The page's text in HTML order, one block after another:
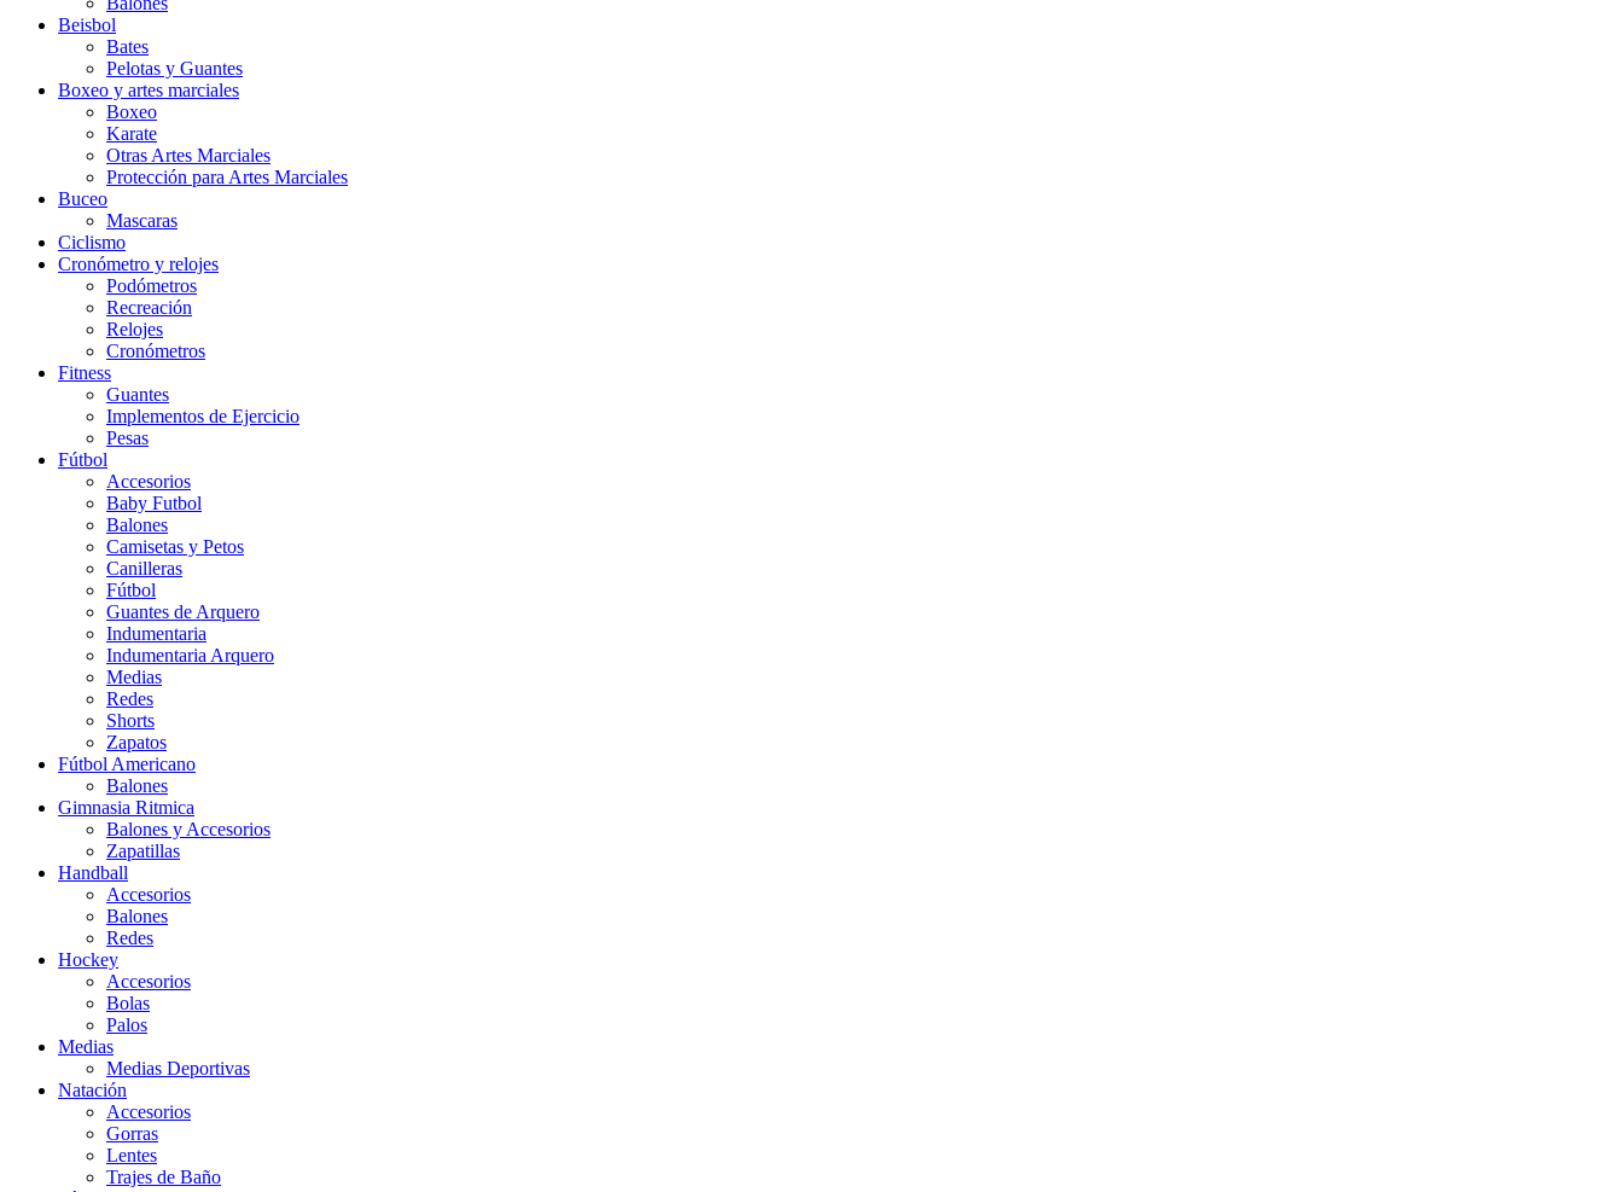
Beisbol
Bates
Pelotas y Guantes
Boxeo y artes marciales
Boxeo
Karate
Otras Artes Marciales
Protección para Artes Marciales
Buceo
Mascaras
Ciclismo
Cronómetro y relojes
Podómetros
Recreación
Relojes
Cronómetros
Fitness
Guantes
Implementos de Ejercicio
Pesas
Fútbol
Accesorios
Baby Futbol
Balones
Camisetas y Petos
Canilleras
Fútbol
Guantes de Arquero
Indumentaria
Indumentaria Arquero
Medias
Redes
Shorts
Zapatos
Fútbol Americano
Balones
Gimnasia Ritmica
Balones y Accesorios
Zapatillas
Handball
Accesorios
Balones
Redes
Hockey
Accesorios
Bolas
Palos
Medias
Medias Deportivas
Natación
Accesorios
Gorras
Lentes
Trajes de Baño